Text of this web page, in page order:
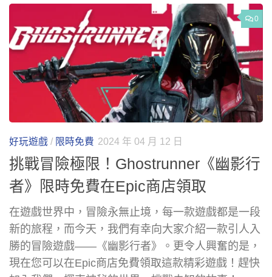
0
好玩遊戲 / 限時免費 2024 年 04 月 12 日
挑戰冒險極限！Ghostrunner《幽影行
者》限時免費在Epic商店領取
在遊戲世界中，冒險永無止境，每一款遊戲都是一段
新的旅程，而今天，我們有幸向大家介紹一款引人入
勝的冒險遊戲——《幽影行者》。更令人興奮的是，
現在您可以在Epic商店免費領取這款精彩遊戲！趕快